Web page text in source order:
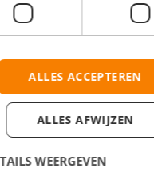
en denkniveau in
jaar relevante werkervaring in
gesprekstechnieken bij
en sterke
ALLES ACCEPTEREN
ALLES AFWIJZEN
WEERGEVEN